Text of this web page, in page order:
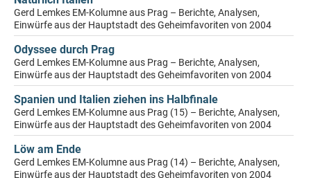
Gerd Lemkes EM-Kolumne aus Prag – Berichte, Analysen,
Einwürfe aus der Hauptstadt des Geheimfavoriten von 2004
Odyssee durch Prag
Gerd Lemkes EM-Kolumne aus Prag – Berichte, Analysen,
Einwürfe aus der Hauptstadt des Geheimfavoriten von 2004
Spanien und Italien ziehen ins Halbfinale
Gerd Lemkes EM-Kolumne aus Prag (15) – Berichte, Analysen,
Einwürfe aus der Hauptstadt des Geheimfavoriten von 2004
Löw am Ende
Gerd Lemkes EM-Kolumne aus Prag (14) – Berichte, Analysen,
Einwürfe aus der Hauptstadt des Geheimfavoriten von 2004